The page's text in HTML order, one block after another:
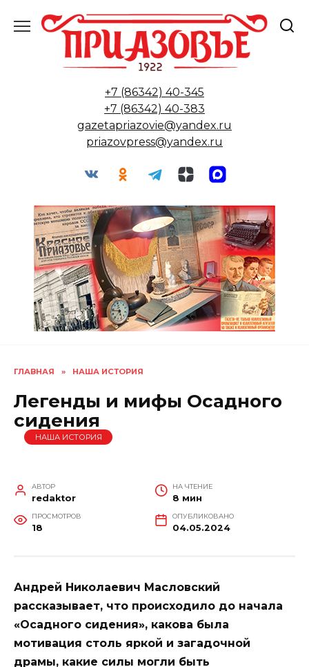
содержанию
+7 (86342) 40-345
+7 (86342) 40-383
gazetapriazovie@yandex.ru
priazovpress@yandex.ru
ГЛАВНАЯ » НАША ИСТОРИЯ
Легенды и мифы Осадного
сидения
НАША ИСТОРИЯ
АВТОР
redaktor
НА ЧТЕНИЕ
8 мин
ПРОСМОТРОВ
18
ОПУБЛИКОВАНО
04.05.2024
Андрей Николаевич Масловский
рассказывает, что происходило до начала
«Осадного сидения», какова была
мотивация столь яркой и загадочной
драмы, какие силы могли быть